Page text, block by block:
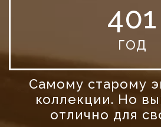
401
ГОД
Самому старому
коллекции. Но
отлично для